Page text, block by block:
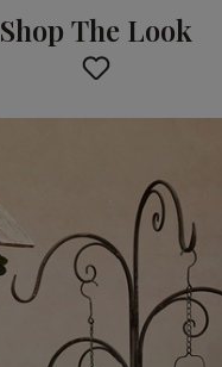
Shop The Look